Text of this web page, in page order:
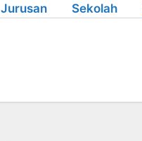
Jurusan Sekolah